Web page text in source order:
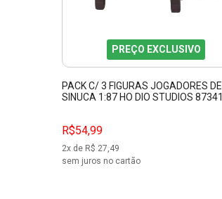
PREÇO EXCLUSIVO
PACK C/ 3 FIGURAS JOGADORES DE
SINUCA 1:87 HO DIO STUDIOS 87341
R$54,99
2x de R$ 27,49
sem juros no cartão